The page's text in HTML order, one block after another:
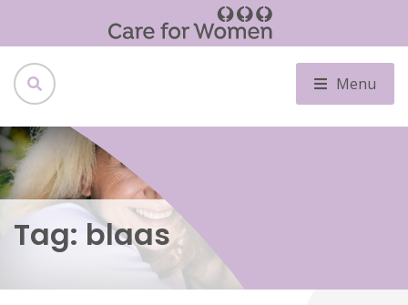
Menu
Tag: blaas